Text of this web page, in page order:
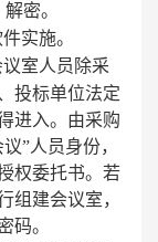
密。
实施。
室人员除采
投标单位法定
进入。由采购
”人员身份，
权委托书。若
组建会议室，
码。